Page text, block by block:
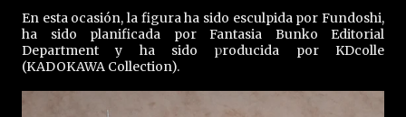
En esta ocasión, la figura ha sido esculpida por Fundoshi,
ha sido planificada por Fantasia Bunko Editorial
Department y ha sido producida por KDcolle
(KADOKAWA Collection).